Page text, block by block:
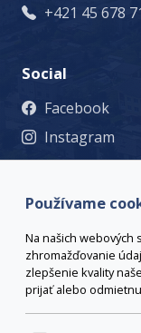
Používame
Na našich webových
zhromažďovanie
zlepšenie kvality
prijať alebo
+421 45 678
Social
Facebook
Instagram
nad Hronom,
© 2026